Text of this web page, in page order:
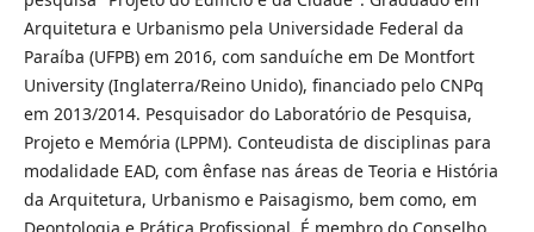
Arquitetura e Urbanismo pela Universidade Federal da
Paraíba (UFPB) em 2016, com sanduíche em De Montfort
University (Inglaterra/Reino Unido), financiado pelo CNPq
em 2013/2014. Pesquisador do Laboratório de Pesquisa,
Projeto e Memória (LPPM). Conteudista de disciplinas para
modalidade EAD, com ênfase nas áreas de Teoria e História
da Arquitetura, Urbanismo e Paisagismo, bem como, em